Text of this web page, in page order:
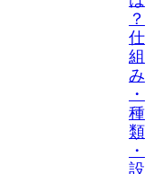
？
仕
組
み
・
種
類
・
設